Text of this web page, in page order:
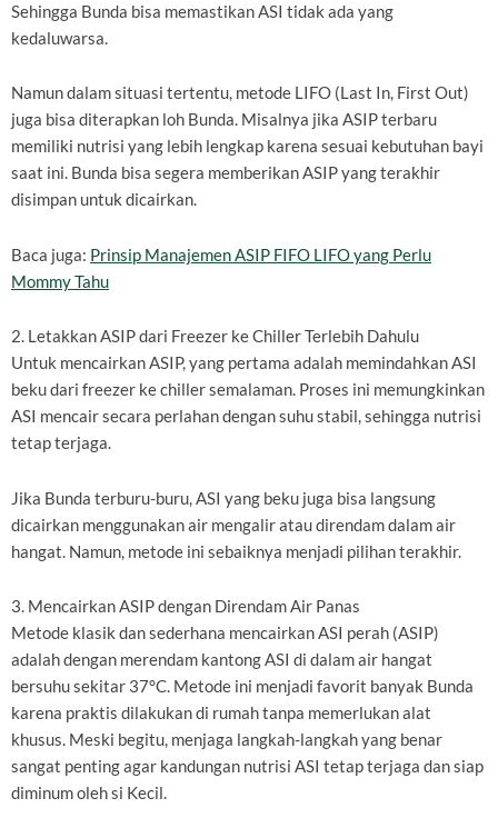
Sehingga Bunda bisa memastikan ASI tidak ada yang
kedaluwarsa.
Namun dalam situasi tertentu, metode LIFO (Last In, First Out)
juga bisa diterapkan loh Bunda. Misalnya jika ASIP terbaru
memiliki nutrisi yang lebih lengkap karena sesuai kebutuhan bayi
saat ini. Bunda bisa segera memberikan ASIP yang terakhir
disimpan untuk dicairkan.
Baca juga: Prinsip Manajemen ASIP FIFO LIFO yang Perlu
Mommy Tahu
2. Letakkan ASIP dari Freezer ke Chiller Terlebih Dahulu
Untuk mencairkan ASIP, yang pertama adalah memindahkan ASI
beku dari freezer ke chiller semalaman. Proses ini memungkinkan
ASI mencair secara perlahan dengan suhu stabil, sehingga nutrisi
tetap terjaga.
Jika Bunda terburu-buru, ASI yang beku juga bisa langsung
dicairkan menggunakan air mengalir atau direndam dalam air
hangat. Namun, metode ini sebaiknya menjadi pilihan terakhir.
3. Mencairkan ASIP dengan Direndam Air Panas
Metode klasik dan sederhana mencairkan ASI perah (ASIP)
adalah dengan merendam kantong ASI di dalam air hangat
bersuhu sekitar 37°C. Metode ini menjadi favorit banyak Bunda
karena praktis dilakukan di rumah tanpa memerlukan alat
khusus. Meski begitu, menjaga langkah-langkah yang benar
sangat penting agar kandungan nutrisi ASI tetap terjaga dan siap
diminum oleh si Kecil.